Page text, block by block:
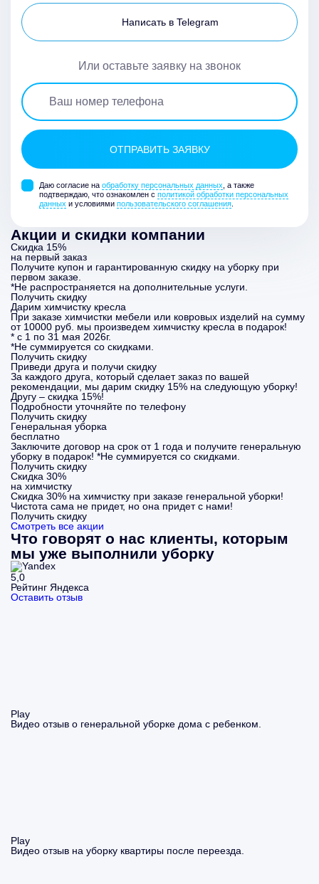
Написать в Telegram
Или оставьте заявку на звонок
Даю согласие на обработку персональных данных , а также
подтверждаю, что ознакомлен с политикой обработки персональных
данных и условиями пользовательского соглашения
Акции и скидки компании
Скидка 15%
на первый заказ
Получите купон и гарантированную скидку на уборку при
первом заказе.
*Не распространяется на дополнительные услуги.
Получить скидку
Дарим химчистку кресла
При заказе химчистки мебели или ковровых изделий на сумму
от 10000 руб. мы произведем химчистку кресла в подарок!
* с 1 по 31 мая 2026г.
*Не суммируется со скидками.
Получить скидку
Приведи друга и получи скидку
За каждого друга, который сделает заказ по вашей
рекомендации, мы дарим скидку 15% на следующую уборку!
Другу – скидка 15%!
Подробности уточняйте по телефону
Получить скидку
Генеральная уборка
бесплатно
Заключите договор на срок от 1 года и получите генеральную
уборку в подарок! *Не суммируется со скидками.
Получить скидку
Скидка 30%
на химчистку
Скидка 30% на химчистку при заказе генеральной уборки!
Чистота сама не придет, но она придет с нами!
Получить скидку
Смотреть все акции
Что говорят о нас клиенты, которым
мы уже выполнили уборку
5,0
Рейтинг Яндекса
Оставить отзыв
Play
Видео отзыв о генеральной уборке дома с ребенком.
Play
Видео отзыв на уборку квартиры после переезда.